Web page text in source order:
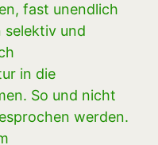
fast unendlich
selektiv und
in die
So und nicht
werden.